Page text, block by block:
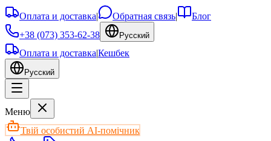
Оплата и доставка| Обратная связь|
Блог
+38 (073) 353-62-38
Русский
Оплата и доставка|Кешбек
Русский
Меню
Твій особистий AI-помічник